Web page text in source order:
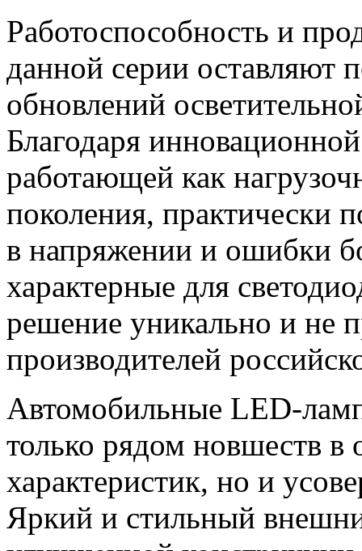
Работоспособность и
данной серии оставляют
обновлений
Благодаря
работающей как
поколения, практически
в напряжении и ошибки
характерные для
решение уникально и не
производителей
Автомобильные LED-
только рядом новшеств в
характеристик, но и
Яркий и стильный